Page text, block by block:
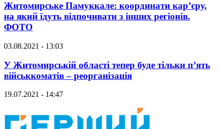
Житомирське Памуккале: координати кар’єру,
на який їдуть відпочивати з інших регіонів.
ФОТО
03.08.2021 - 13:03
У Житомирській області тепер буде тільки п’ять
військкоматів – реорганізація
19.07.2021 - 14:47